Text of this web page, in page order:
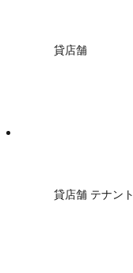
貸店舗
貸店舗 テナント